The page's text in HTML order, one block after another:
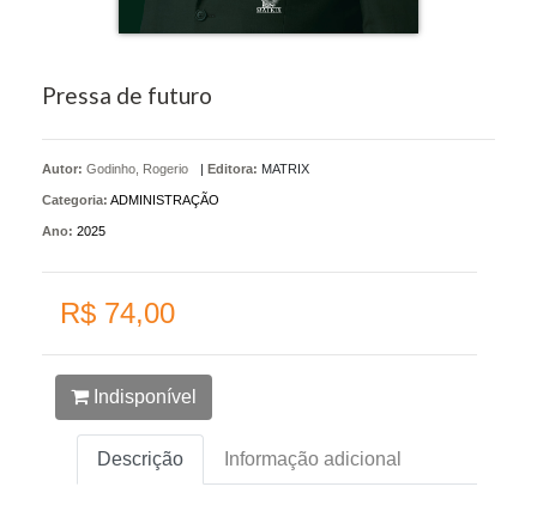
Pressa de futuro
Autor: Godinho, Rogerio Editora: MATRIX
Categoria: ADMINISTRAÇÃO
Ano: 2025
R$ 74,00
Indisponível
Descrição Informação adicional